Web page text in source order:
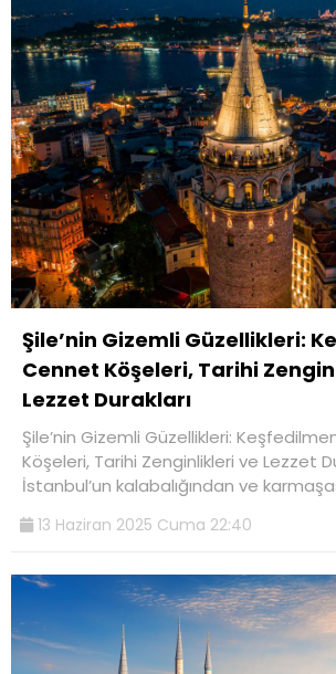
Şile’nin Gizemli Güzellikleri:
Cennet Köşeleri, Tarihi
Lezzet Durakları
Şile’nin Gizemli Güzellikleri:
Köşeleri, Tarihi Zenginlikleri ve Lezzet
İstanbul’un kalabalığından ve
13 Haziran 2025 Cuma 22:40